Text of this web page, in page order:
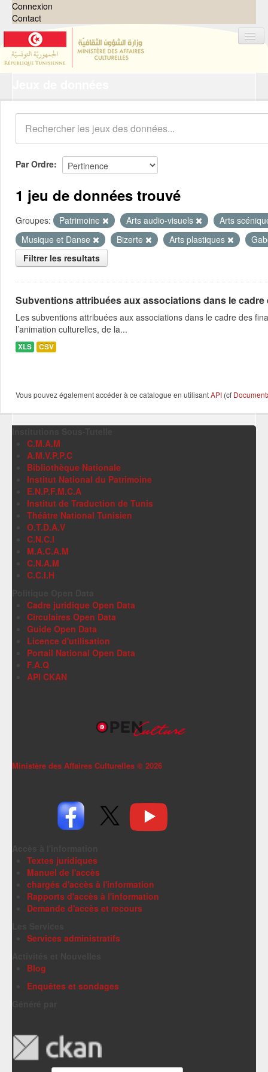
Connexion
Contact
Organisations
Groupes
Demandes 0
À propos
Par Ordre
1 jeu de données trouvé
Groupes: Patrimoine Arts audio-visuels
Arts
Musique et Danse
Bizerte Arts plastiques
Filtrer les resultats
Subventions attribuées aux associations dans le
Les subventions attribuées aux associations dans le cadre des
l’animation culturelles, de la...
XLS CSV
Vous pouvez également accéder à ce catalogue en utilisantAPI (cf
C.M.A.M
A.M.V.P.P.C
Bibliothèque Nationale
Institut National du Patrimoine
E.N.P.F.M.C.A
Institut de Traduction de Tunis
Théâtre National Tunisien
O.T.D.A.V
C.N.C.I
M.A.C.A.M
C.N.A.M
C.C.I.H
Cadre juridique Open Data
Circulaires Open Data
Guide Open Data
Licence d'utilisation
Portail National Open Data
F.A.Q
API CKAN
Ministère des Affaires Culturelles © 2026
Textes juridiques
Manuel de l'accès
chargés d'accès à l'information
Rapports d'accès à l'information
Demande d'accès et recours
Services administratifs
Blog
Enquêtes et sondages